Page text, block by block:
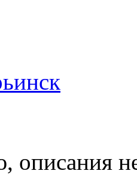
описания